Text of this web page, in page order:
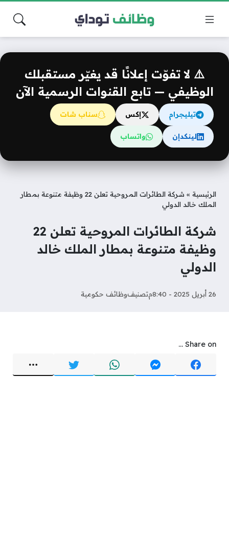
⚠️ لا تفوّت إعلانًا قد يغيّر مستقبلك
الوظيفي — تابع القنوات الرسمية الآن
تيليجرام إكس سناب شات
لينكدإن واتساب
الرئيسية »
شركة الطائرات المروحية تعلن 22 وظيفة متنوعة بمطار
الملك خالد الدولي
شركة الطائرات المروحية تعلن 22
وظيفة متنوعة بمطار الملك خالد
الدولي
26 أبريل 2025 - 8:40م تصنيفوظائف حكومية
Share on ...